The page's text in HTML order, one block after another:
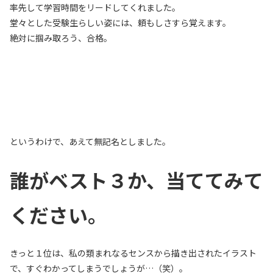
率先して学習時間をリードしてくれました。
堂々とした受験生らしい姿には、頼もしさすら覚えます。
絶対に掴み取ろう、合格。
というわけで、あえて無記名としました。
誰がベスト３か、当ててみて
ください。
きっと１位は、私の類まれなるセンスから描き出されたイラスト
で、すぐわかってしまうでしょうが…（笑）。